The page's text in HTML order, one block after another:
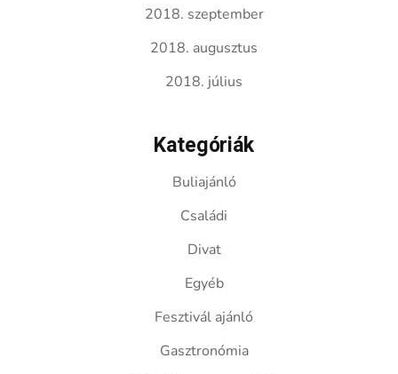
2018. szeptember
2018. augusztus
2018. július
Kategóriák
Buliajánló
Családi
Divat
Egyéb
Fesztivál ajánló
Gasztronómia